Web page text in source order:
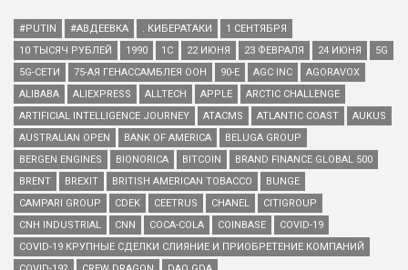
#PUTIN #АВДЕЕВКА . КИБЕРАТАКИ
1 СЕНТЯБРЯ
10 ТЫСЯЧ РУБЛЕЙ
1990 1С 22 ИЮНЯ 23 ФЕВРАЛЯ 24 ИЮНЯ
5G
5G-СЕТИ
75-АЯ ГЕНАССАМБЛЕЯ ООН 90-Е AGC INC
AGORAVOX
ALIBABA
ALIEXPRESS ALLTECH APPLE
ARCTIC CHALLENGE
ARTIFICIAL INTELLIGENCE JOURNEY
ATACMS ATLANTIC COAST
AUKUS
AUSTRALIAN OPEN
BANK OF AMERICA
BELUGA GROUP
BERGEN ENGINES
BIONORICA BITCOIN
BRAND FINANCE GLOBAL 500
BRENT
BREXIT BRITISH AMERICAN TOBACCO
BUNGE
CAMPARI GROUP
CDEK CEETRUS CHANEL
CITIGROUP
CNH INDUSTRIAL
CNN COCA-COLA COINBASE
COVID-19
COVID-19 КРУПНЫЕ СДЕЛКИ СЛИЯНИЕ И ПРИОБРЕТЕНИЕ КОМПАНИЙ